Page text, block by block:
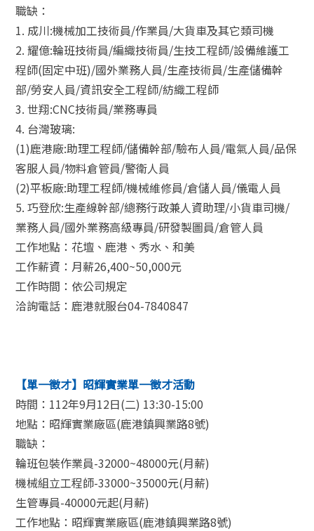
職缺：
1. 成川:機械加工技術員/作業員/大貨車及其它類司機
2. 耀億:輪班技術員/編織技術員/生技工程師/設備維護工
程師(固定中班)/國外業務人員/生產技術員/生產儲備幹
部/勞安人員/資訊安全工程師/紡織工程師
3. 世翔:CNC技術員/業務專員
4. 台灣玻璃:
(1)鹿港廠:助理工程師/儲備幹部/驗布人員/電氣人員/品保
客服人員/物料倉管員/警衛人員
(2)平板廠:助理工程師/機械維修員/倉儲人員/儀電人員
5. 巧登欣:生產線幹部/總務行政兼人資助理/小貨車司機/
業務人員/國外業務高級專員/研發製圖員/倉管人員
工作地點：花壇、鹿港、秀水、和美
工作薪資：月薪26,400~50,000元
工作時間：依公司規定
洽詢電話：鹿港就服台04-7840847
【單一徵才】昭輝實業單一徵才活動
時間：112年9月12日(二) 13:30-15:00
地點：昭輝實業廠區(鹿港鎮興業路8號)
職缺：
輪班包裝作業員-32000~48000元(月薪)
機械組立工程師-33000~35000元(月薪)
生管專員-40000元起(月薪)
工作地點：昭輝實業廠區(鹿港鎮興業路8號)